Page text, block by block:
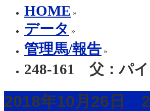
HOME »
データ »
管理馬/報告 »
248-161 父：パイ
2018年10月26日